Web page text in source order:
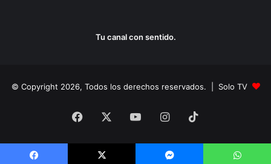
Tu canal con sentido.
© Copyright 2026, Todos los derechos reservados. | Solo TV
Facebook YouTubeInstagram